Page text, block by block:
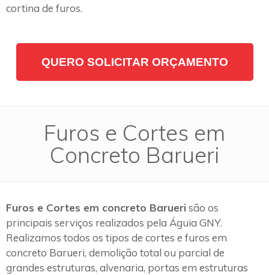
cortina de furos.
QUERO SOLICITAR ORÇAMENTO
Furos e Cortes em
Concreto Barueri
Furos e Cortes em concreto Barueri são os
principais serviços realizados pela Águia GNY.
Realizamos todos os tipos de cortes e furos em
concreto Barueri, demolição total ou parcial de
grandes estruturas, alvenaria, portas em estruturas